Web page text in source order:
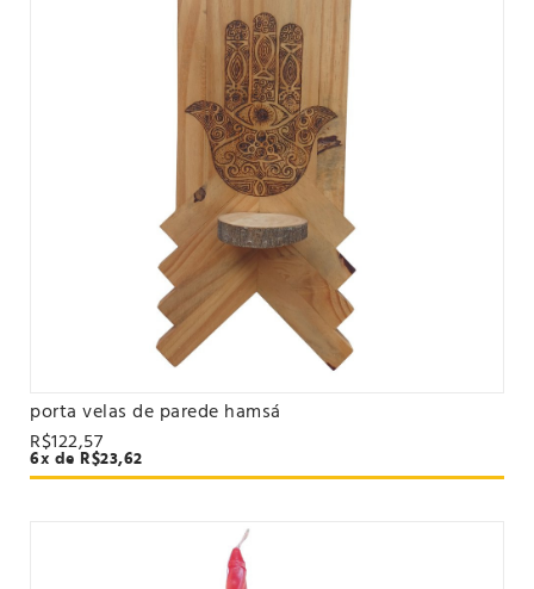
VER PRODUTO
porta velas de parede hamsá
R$122,57
6x de R$23,62